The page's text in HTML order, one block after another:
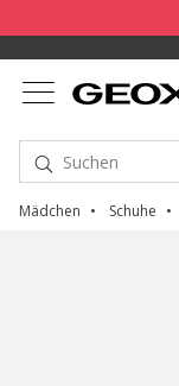
Mädchen Schuhe